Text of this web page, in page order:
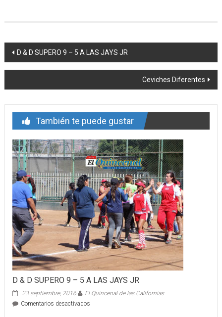
Navegación
de
entrada
D & D SUPERO 9 – 5 A LAS JAYS JR
Ceviches Diferentes
También te puede gustar
D & D SUPERO 9 – 5 A LAS JAYS JR
23 septiembre, 2016
El Quincenal de las Californias
Comentarios desactivadosen